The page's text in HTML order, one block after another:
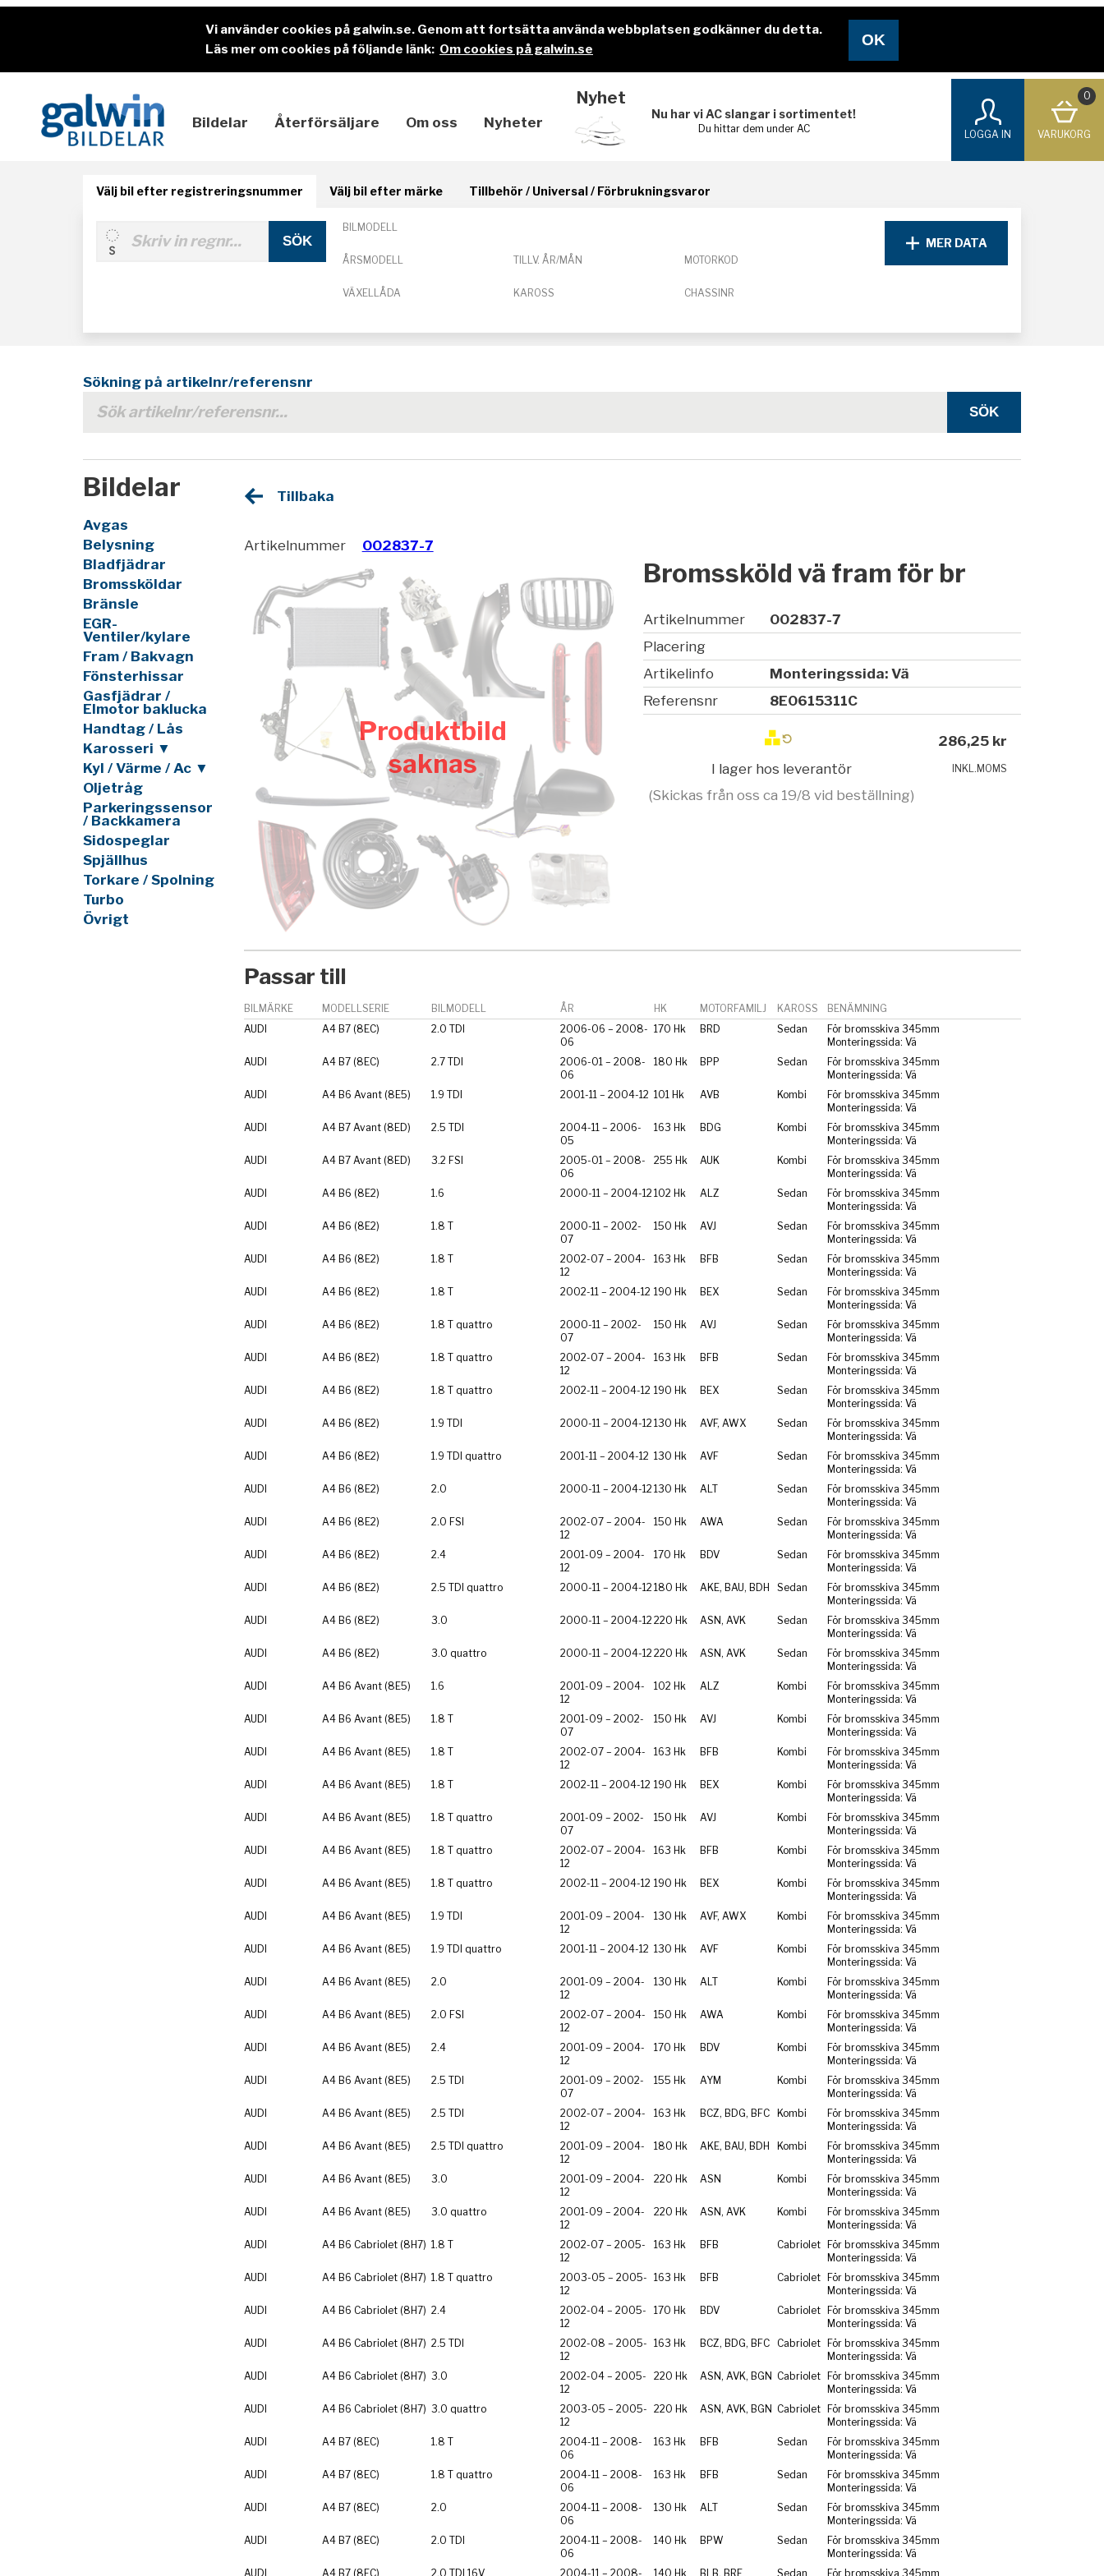
Vi använder cookies på galwin.se. Genom att fortsätta använda webbplatsen godkänner du detta.
Läs mer om cookies på följande länk: Om cookies på galwin.se
Bildelar Återförsäljare Om oss Nyheter
Nyhet
Nu har vi AC slangar i sortimentet!
Du hittar dem under AC
LOGGA IN
0
VARUKORG
Välj bil efter registreringsnummer Välj bil efter märke Tillbehör / Universal / Förbrukningsvaror
BILMODELL
ÅRSMODELL TILLV. ÅR/MÅN MOTORKOD
VÄXELLÅDA KAROSS CHASSINR
MER DATA
Sökning på artikelnr/referensnr
Bildelar
Avgas
Belysning
Bladfjädrar
Bromssköldar
Bränsle
EGR-
Ventiler/kylare
Fram / Bakvagn
Fönsterhissar
Gasfjädrar /
Elmotor baklucka
Handtag / Lås
Karosseri ▼
Kyl / Värme / Ac ▼
Oljetråg
Parkeringssensor
/ Backkamera
Sidospeglar
Spjällhus
Torkare / Spolning
Turbo
Övrigt
Tillbaka
Artikelnummer 002837-7
Produktbild
saknas
Bromssköld vä fram för br
Artikelnummer
002837-7
Placering
Artikelinfo
Monteringssida: Vä
Referensnr
8E0615311C
I lager hos leverantör
(Skickas från oss ca 19/8 vid beställning)
286,25 kr
INKL.MOMS
Passar till
BILMÄRKE MODELLSERIE BILMODELL ÅR HK MOTORFAMILJ KAROSS
BENÄMNING
AUDI
A4 B7 (8EC) 2.0 TDI
2006-06 – 2008-
06
170 Hk BRD Sedan
För bromsskiva 345mm
Monteringssida: Vä
AUDI
A4 B7 (8EC) 2.7 TDI
2006-01 – 2008-
06
180 Hk BPP Sedan
För bromsskiva 345mm
Monteringssida: Vä
AUDI
A4 B6 Avant (8E5) 1.9 TDI 2001-11 – 2004-12 101 Hk AVB Kombi
För bromsskiva 345mm
Monteringssida: Vä
AUDI
A4 B7 Avant (8ED) 2.5 TDI
2004-11 – 2006-
05
163 Hk BDG Kombi
För bromsskiva 345mm
Monteringssida: Vä
AUDI
A4 B7 Avant (8ED) 3.2 FSI
2005-01 – 2008-
06
255 Hk AUK Kombi
För bromsskiva 345mm
Monteringssida: Vä
AUDI
A4 B6 (8E2) 1.6 2000-11 – 2004-12 102 Hk ALZ Sedan
För bromsskiva 345mm
Monteringssida: Vä
AUDI
A4 B6 (8E2) 1.8 T
2000-11 – 2002-
07
150 Hk AVJ Sedan
För bromsskiva 345mm
Monteringssida: Vä
AUDI
A4 B6 (8E2) 1.8 T
2002-07 – 2004-
12
163 Hk BFB Sedan
För bromsskiva 345mm
Monteringssida: Vä
AUDI
A4 B6 (8E2) 1.8 T 2002-11 – 2004-12 190 Hk BEX Sedan
För bromsskiva 345mm
Monteringssida: Vä
AUDI
A4 B6 (8E2) 1.8 T quattro
2000-11 – 2002-
07
150 Hk AVJ Sedan
För bromsskiva 345mm
Monteringssida: Vä
AUDI
A4 B6 (8E2) 1.8 T quattro
2002-07 – 2004-
12
163 Hk BFB Sedan
För bromsskiva 345mm
Monteringssida: Vä
AUDI
A4 B6 (8E2) 1.8 T quattro 2002-11 – 2004-12 190 Hk BEX Sedan
För bromsskiva 345mm
Monteringssida: Vä
AUDI
A4 B6 (8E2) 1.9 TDI 2000-11 – 2004-12 130 Hk AVF, AWX Sedan
För bromsskiva 345mm
Monteringssida: Vä
AUDI
A4 B6 (8E2) 1.9 TDI quattro 2001-11 – 2004-12 130 Hk AVF Sedan
För bromsskiva 345mm
Monteringssida: Vä
AUDI
A4 B6 (8E2) 2.0 2000-11 – 2004-12 130 Hk ALT Sedan
För bromsskiva 345mm
Monteringssida: Vä
AUDI
A4 B6 (8E2) 2.0 FSI
2002-07 – 2004-
12
150 Hk AWA Sedan
För bromsskiva 345mm
Monteringssida: Vä
AUDI
A4 B6 (8E2) 2.4
2001-09 – 2004-
12
170 Hk BDV Sedan
För bromsskiva 345mm
Monteringssida: Vä
AUDI
A4 B6 (8E2) 2.5 TDI quattro 2000-11 – 2004-12 180 Hk AKE, BAU, BDH Sedan
För bromsskiva 345mm
Monteringssida: Vä
AUDI
A4 B6 (8E2) 3.0 2000-11 – 2004-12 220 Hk ASN, AVK Sedan
För bromsskiva 345mm
Monteringssida: Vä
AUDI
A4 B6 (8E2) 3.0 quattro 2000-11 – 2004-12 220 Hk ASN, AVK Sedan
För bromsskiva 345mm
Monteringssida: Vä
AUDI
A4 B6 Avant (8E5) 1.6
2001-09 – 2004-
12
102 Hk ALZ Kombi
För bromsskiva 345mm
Monteringssida: Vä
AUDI
A4 B6 Avant (8E5) 1.8 T
2001-09 – 2002-
07
150 Hk AVJ Kombi
För bromsskiva 345mm
Monteringssida: Vä
AUDI
A4 B6 Avant (8E5) 1.8 T
2002-07 – 2004-
12
163 Hk BFB Kombi
För bromsskiva 345mm
Monteringssida: Vä
AUDI
A4 B6 Avant (8E5) 1.8 T 2002-11 – 2004-12 190 Hk BEX Kombi
För bromsskiva 345mm
Monteringssida: Vä
AUDI
A4 B6 Avant (8E5) 1.8 T quattro
2001-09 – 2002-
07
150 Hk AVJ Kombi
För bromsskiva 345mm
Monteringssida: Vä
AUDI
A4 B6 Avant (8E5) 1.8 T quattro
2002-07 – 2004-
12
163 Hk BFB Kombi
För bromsskiva 345mm
Monteringssida: Vä
AUDI
A4 B6 Avant (8E5) 1.8 T quattro 2002-11 – 2004-12 190 Hk BEX Kombi
För bromsskiva 345mm
Monteringssida: Vä
AUDI
A4 B6 Avant (8E5) 1.9 TDI
2001-09 – 2004-
12
130 Hk AVF, AWX Kombi
För bromsskiva 345mm
Monteringssida: Vä
AUDI
A4 B6 Avant (8E5) 1.9 TDI quattro 2001-11 – 2004-12 130 Hk AVF Kombi
För bromsskiva 345mm
Monteringssida: Vä
AUDI
A4 B6 Avant (8E5) 2.0
2001-09 – 2004-
12
130 Hk ALT Kombi
För bromsskiva 345mm
Monteringssida: Vä
AUDI
A4 B6 Avant (8E5) 2.0 FSI
2002-07 – 2004-
12
150 Hk AWA Kombi
För bromsskiva 345mm
Monteringssida: Vä
AUDI
A4 B6 Avant (8E5) 2.4
2001-09 – 2004-
12
170 Hk BDV Kombi
För bromsskiva 345mm
Monteringssida: Vä
AUDI
A4 B6 Avant (8E5) 2.5 TDI
2001-09 – 2002-
07
155 Hk AYM Kombi
För bromsskiva 345mm
Monteringssida: Vä
AUDI
A4 B6 Avant (8E5) 2.5 TDI
2002-07 – 2004-
12
163 Hk BCZ, BDG, BFC Kombi
För bromsskiva 345mm
Monteringssida: Vä
AUDI
A4 B6 Avant (8E5) 2.5 TDI quattro
2001-09 – 2004-
12
180 Hk AKE, BAU, BDH Kombi
För bromsskiva 345mm
Monteringssida: Vä
AUDI
A4 B6 Avant (8E5) 3.0
2001-09 – 2004-
12
220 Hk ASN Kombi
För bromsskiva 345mm
Monteringssida: Vä
AUDI
A4 B6 Avant (8E5) 3.0 quattro
2001-09 – 2004-
12
220 Hk ASN, AVK Kombi
För bromsskiva 345mm
Monteringssida: Vä
AUDI
A4 B6 Cabriolet (8H7) 1.8 T
2002-07 – 2005-
12
163 Hk BFB Cabriolet För bromsskiva 345mm
Monteringssida: Vä
AUDI
A4 B6 Cabriolet (8H7) 1.8 T quattro
2003-05 – 2005-
12
163 Hk BFB Cabriolet För bromsskiva 345mm
Monteringssida: Vä
AUDI
A4 B6 Cabriolet (8H7) 2.4
2002-04 – 2005-
12
170 Hk BDV Cabriolet För bromsskiva 345mm
Monteringssida: Vä
AUDI
A4 B6 Cabriolet (8H7) 2.5 TDI
2002-08 – 2005-
12
163 Hk BCZ, BDG, BFC Cabriolet För bromsskiva 345mm
Monteringssida: Vä
AUDI
A4 B6 Cabriolet (8H7) 3.0
2002-04 – 2005-
12
220 Hk ASN, AVK, BGN Cabriolet För bromsskiva 345mm
Monteringssida: Vä
AUDI
A4 B6 Cabriolet (8H7) 3.0 quattro
2003-05 – 2005-
12
220 Hk ASN, AVK, BGN Cabriolet För bromsskiva 345mm
Monteringssida: Vä
AUDI
A4 B7 (8EC) 1.8 T
2004-11 – 2008-
06
163 Hk BFB Sedan
För bromsskiva 345mm
Monteringssida: Vä
AUDI
A4 B7 (8EC) 1.8 T quattro
2004-11 – 2008-
06
163 Hk BFB Sedan
För bromsskiva 345mm
Monteringssida: Vä
AUDI
A4 B7 (8EC) 2.0
2004-11 – 2008-
06
130 Hk ALT Sedan
För bromsskiva 345mm
Monteringssida: Vä
AUDI
A4 B7 (8EC) 2.0 TDI
2004-11 – 2008-
06
140 Hk BPW Sedan
För bromsskiva 345mm
Monteringssida: Vä
AUDI
A4 B7 (8EC) 2.0 TDI 16V 2004-11 – 2008- 140 Hk BLB, BRE Sedan För bromsskiva 345mm